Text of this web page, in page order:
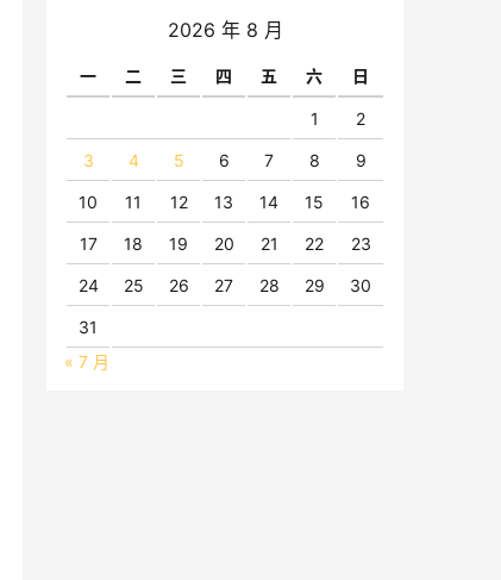
2026 年 8 月
一 二 三 四 五 六 日
1 2
3 4 5 6 7 8 9
10 11 12 13 14 15 16
17 18 19 20 21 22 23
24 25 26 27 28 29 30
31
« 7 月